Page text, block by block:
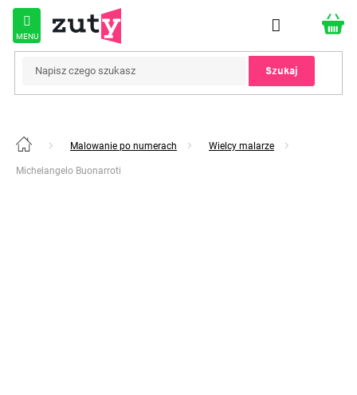
Przejść
treści
Szukaj
Home Malowanie po numerach Wielcy malarze
Michelangelo Buonarroti